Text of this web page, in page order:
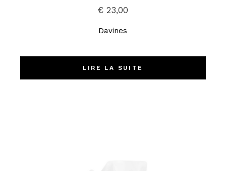
€ 23,00
Davines
LIRE LA SUITE